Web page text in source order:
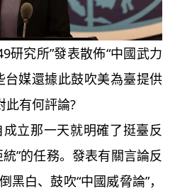
究所”發表散佈“中國武力
台媒還據此鼓吹美為臺提供
此有何評論?
立那一天就明確了挺臺反
”的任務。發表有關言論反
白、鼓吹“中國威脅論”，